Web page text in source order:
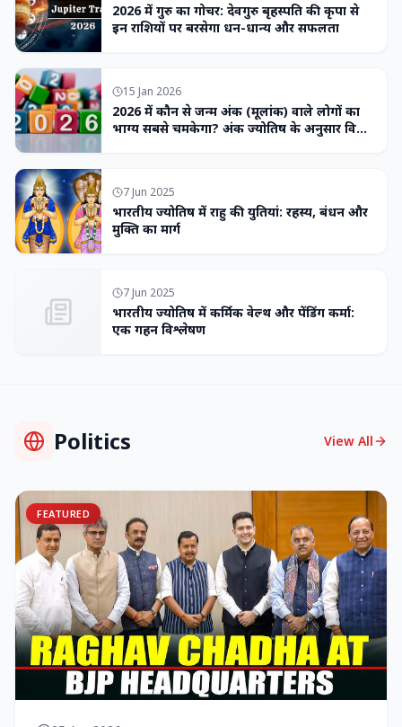
2026 में गुरु का गोचर: देवगुरु बृहस्पति की कृपा से
इन राशियों पर बरसेगा धन-धान्य और सफलता
15 Jan 2026
2026 में कौन से जन्म अंक (मूलांक) वाले लोगों का
भाग्य सबसे चमकेगा? अंक ज्योतिष के अनुसार विशेष
7 Jun 2025
भारतीय ज्योतिष में राहु की युतियां: रहस्य, बंधन और
मुक्ति का मार्ग
7 Jun 2025
भारतीय ज्योतिष में कर्मिक वेल्थ और पेंडिंग कर्मा:
एक गहन विश्लेषण
Politics View All
FEATURED